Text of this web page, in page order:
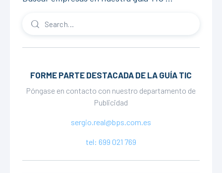
FORME PARTE DESTACADA DE LA GUÍA TIC
Póngase en contacto con nuestro departamento de
Publicidad
sergio.real@bps.com.es
tel: 699 021 769